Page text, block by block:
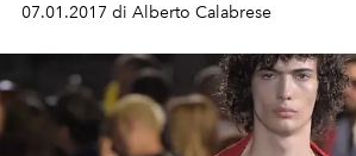
07.01.2017 di Alberto Calabrese